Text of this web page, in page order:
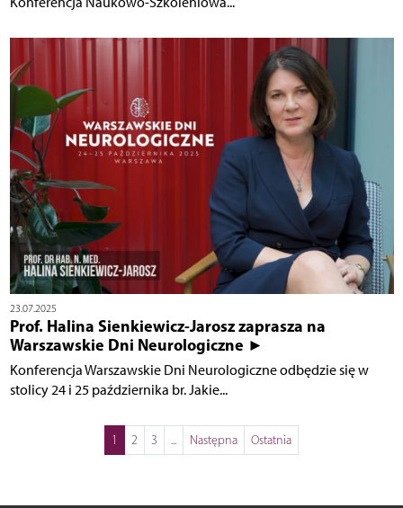
23.07.2025
Prof. Halina Sienkiewicz-Jarosz zaprasza na
Warszawskie Dni Neurologiczne ►
Konferencja Warszawskie Dni Neurologiczne odbędzie się w
stolicy 24 i 25 października br. Jakie...
1 2 3 ... Następna Ostatnia